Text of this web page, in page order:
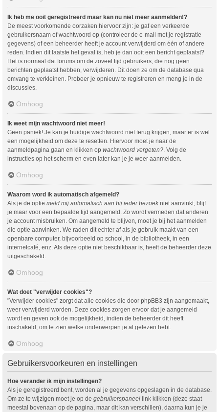
Ik heb me ooit geregistreerd maar kan nu niet meer aanmelden!?
De meest voorkomende oorzaken hiervoor zijn: je gaf een verkeerde
gebruikersnaam of wachtwoord op (controleer de e-mail met je registratie
gegevens) of een beheerder heeft je account verwijderd om één of andere
reden. Indien dit laatste het geval is, heb je dan ooit een bericht geplaatst?
Het is normaal dat forums om de zoveel tijd gebruikers, die nog geen
berichten geplaatst hebben, verwijderen. Dit doen ze om de database qua
omvang te verkleinen. Probeer je opnieuw te registreren en meng je in de
discussies.
Omhoog
Ik weet mijn wachtwoord niet meer!
Geen paniek! Je kan je huidige wachtwoord niet terug krijgen, maar er is wel
een mogelijkheid om deze te resetten. Hiervoor moet je naar de
aanmeldpagina gaan en klikken op wachtwoord vergeten? . Volg de
instructies op het scherm en even later kan je je weer aanmelden.
Omhoog
Waarom word ik automatisch afgemeld?
Als je de optie meld mij automatisch aan bij ieder bezoek niet aanvinkt, blijf
je maar voor een bepaalde tijd aangemeld. Zo wordt vermeden dat anderen
je account misbruiken. Om aangemeld te blijven, moet je bij het aanmelden
die optie aanvinken. We raden dit echter af als je gebruik maakt van een
openbare computer, bijvoorbeeld op school, in de bibliotheek, in een
internetcafé, enz. Als deze optie niet beschikbaar is, heeft de beheerder deze
uitgeschakeld.
Omhoog
Wat doet "verwijder cookies"?
"Verwijder cookies" zorgt dat alle cookies die door phpBB3 zijn aangemaakt,
weer verwijderd worden. Deze cookies zorgen ervoor dat je aangemeld
wordt en geven ook de mogelijkheid, indien de beheerder dit heeft
inschakeld, om te zien welke onderwerpen je al gelezen hebt.
Omhoog
Gebruikersvoorkeuren en instellingen
Hoe verander ik mijn instellingen?
Als je geregistreerd bent, worden al je gegevens opgeslagen in de database.
Om ze te wijzigen moet je op de gebruikerspaneel link klikken (deze staat
meestal bovenaan op de pagina, maar dit kan verschillen), daarna kun je je